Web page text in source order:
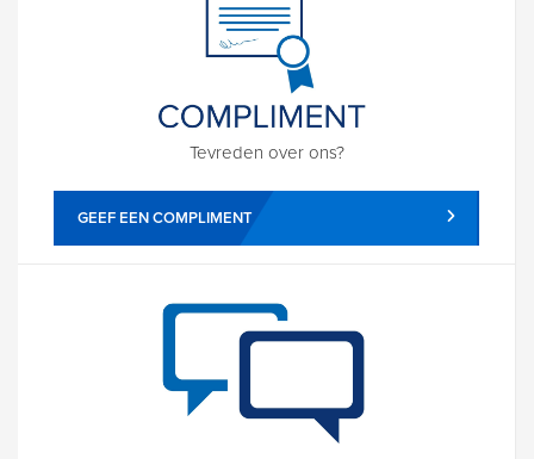
Tevreden over ons?
GEEF EEN COMPLIMENT